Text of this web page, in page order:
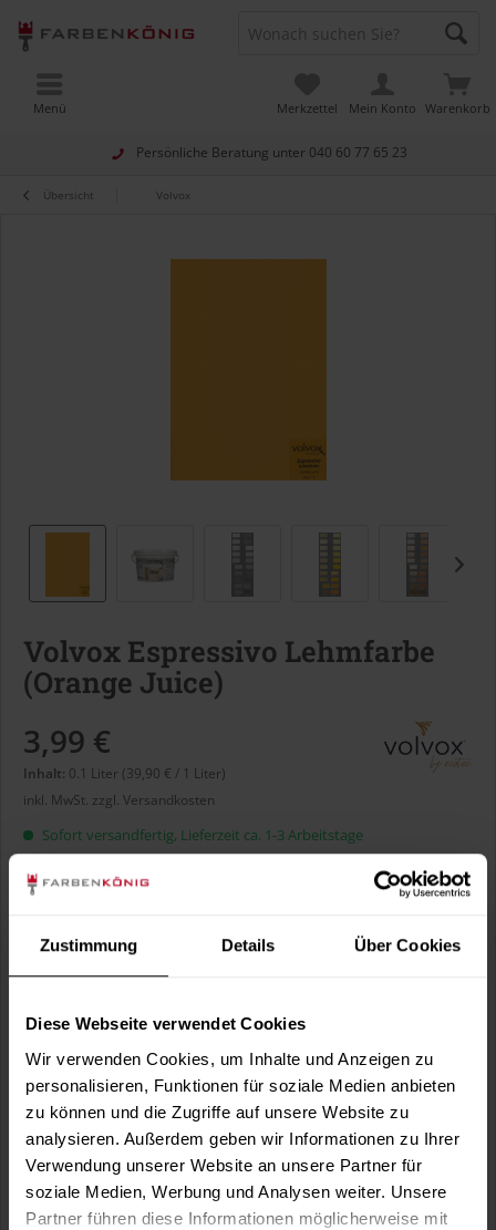
Zustimmung Details Über Cookies
Diese Webseite verwendet Cookies
Wir verwenden Cookies, um Inhalte und Anzeigen zu
personalisieren, Funktionen für soziale Medien anbieten
zu können und die Zugriffe auf unsere Website zu
analysieren. Außerdem geben wir Informationen zu Ihrer
Verwendung unserer Website an unsere Partner für
soziale Medien, Werbung und Analysen weiter. Unsere
Partner führen diese Informationen möglicherweise mit
Persönliche Beratung unter 040 60 77 65 23
Warenkorb
Merkzettel Mein Konto
Menü
Übersicht Volvox
Volvox Espressivo Lehmfarbe
(Orange Juice)
3,99 €
Inhalt: 0.1 Liter (39,90 € / 1 Liter)
inkl. MwSt. zzgl. Versandkosten
Sofort versandfertig, Lieferzeit ca. 1-3 Arbeitstage
Liter:
Verbrauch berechnen
In denWarenkorb